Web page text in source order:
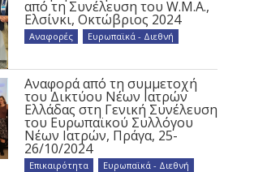
από τη Συνέλευση του W.M.A.,
Ελσίνκι, Οκτώβριος 2024
Αναφορές Ευρωπαϊκά - Διεθνή
Αναφορά από τη συμμετοχή
του Δικτύου Νέων Ιατρών
Ελλάδας στη Γενική Συνέλευση
του Ευρωπαϊκού Συλλόγου
Νέων Ιατρών, Πράγα, 25-
26/10/2024
Επικαιρότητα Ευρωπαϊκά - Διεθνή